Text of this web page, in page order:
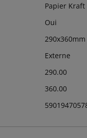
Papier Kraft
Oui
290x360mm
Externe
290.00
360.00